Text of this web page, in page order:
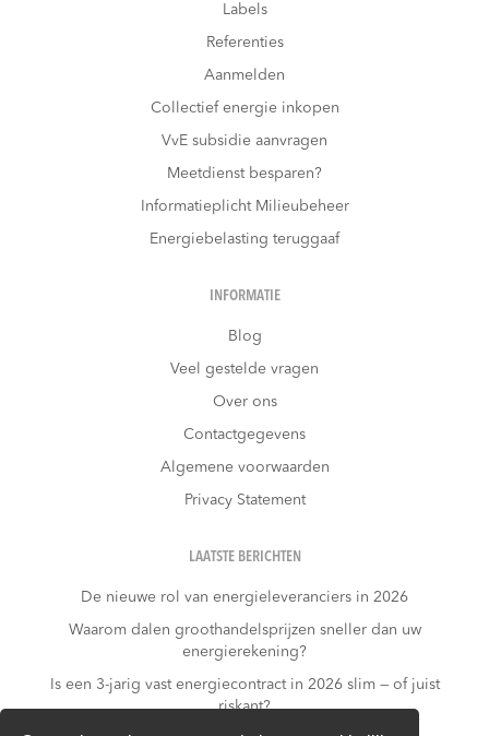
Labels
Referenties
Aanmelden
Collectief energie inkopen
VvE subsidie aanvragen
Meetdienst besparen?
Informatieplicht Milieubeheer
Energiebelasting teruggaaf
INFORMATIE
Blog
Veel gestelde vragen
Over ons
Contactgegevens
Algemene voorwaarden
Privacy Statement
LAATSTE BERICHTEN
De nieuwe rol van energieleveranciers in 2026
Waarom dalen groothandelsprijzen sneller dan uw
energierekening?
Is een 3-jarig vast energiecontract in 2026 slim — of juist
riskant?